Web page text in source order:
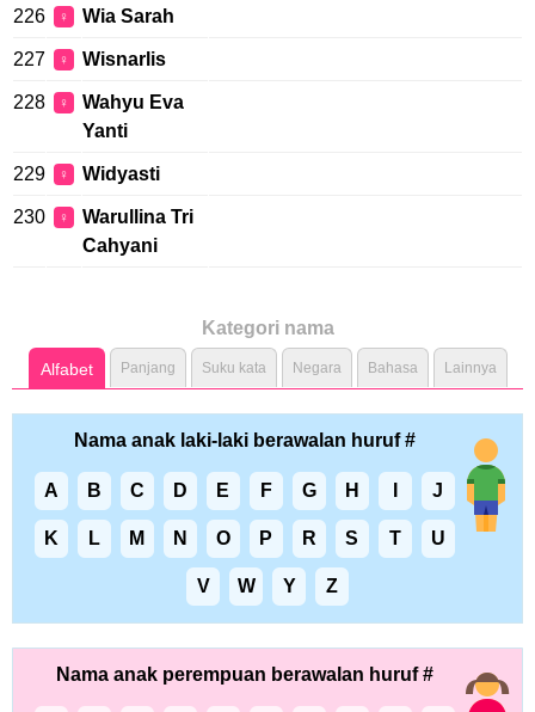
226 ♀ Wia Sarah
227 ♀ Wisnarlis
228 ♀
Wahyu Eva
Yanti
229 ♀ Widyasti
230 ♀
Warullina Tri
Cahyani
Kategori nama
Alfabet Panjang Suku kata Negara Bahasa Lainnya
Nama anak laki-laki berawalan huruf #
A B C D E F G H J
K L M N O P R S T U
V W Y Z
Nama anak perempuan berawalan huruf #